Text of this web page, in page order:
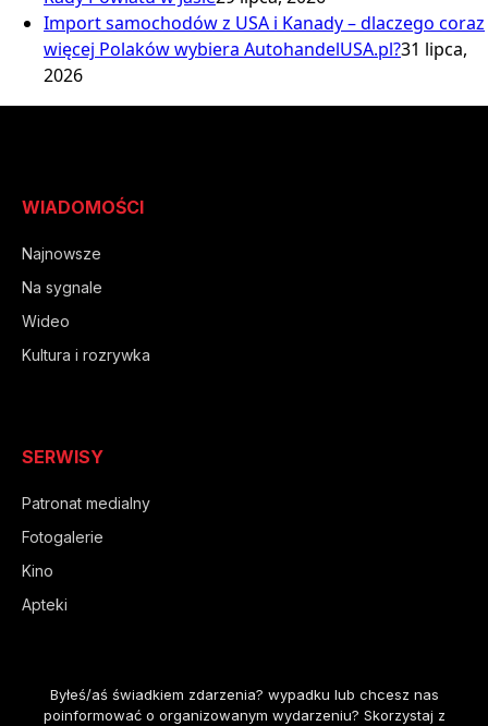
Import samochodów z USA i Kanady – dlaczego coraz
więcej Polaków wybiera AutohandelUSA.pl?31 lipca,
2026
WIADOMOŚCI
Najnowsze
Na sygnale
Wideo
Kultura i rozrywka
SERWISY
Patronat medialny
Fotogalerie
Kino
Apteki
Byłeś/aś świadkiem zdarzenia? wypadku lub chcesz nas
poinformować o organizowanym wydarzeniu? Skorzystaj z